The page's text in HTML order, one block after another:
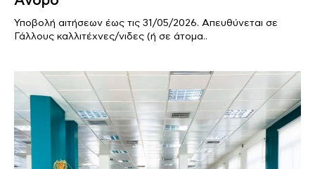
Υποβολή αιτήσεων έως τις 31/05/2026. Απευθύνεται σε
Γάλλους καλλιτέχνες/νιδες (ή σε άτομα..